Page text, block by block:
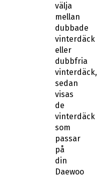
välja
mellan
dubbade
vinterdäck
eller
dubbfria
vinterdäck,
sedan
visas
de
vinterdäck
som
passar
på
din
Daewoo